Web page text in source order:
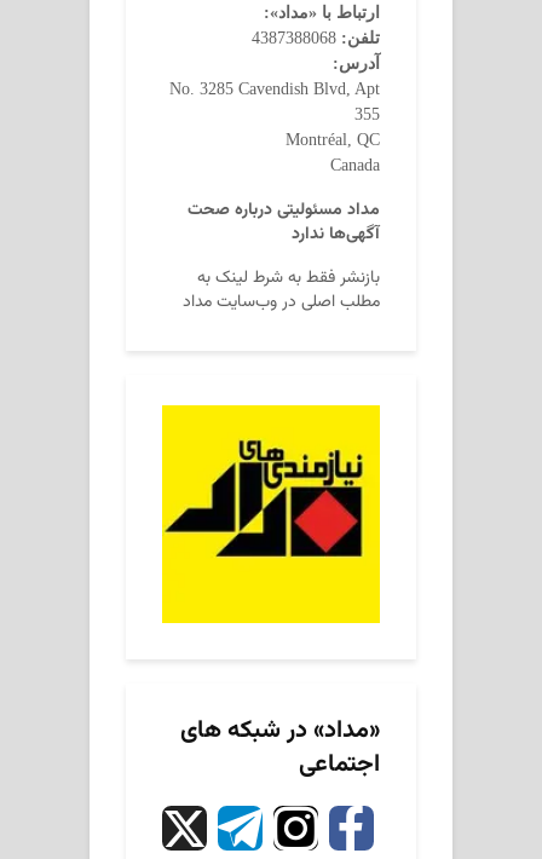
ارتباط با «مداد»:
تلفن:
آدرس:
No. 3285 Cavendish Blvd, Apt
355
Montréal, QC
Canada
مداد مسئولیتی درباره صحت
آگهی‌ها ندارد
بازنشر فقط به شرط لینک به
مطلب اصلی در وب‌سایت مداد
«مداد» در شبکه های
اجتماعی